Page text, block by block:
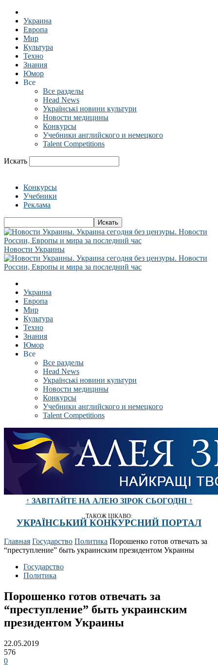
Украина
Европа
Мир
Культура
Техно
Знания
Юмор
Все
Все разделы
Head News
Українські новини культури
Новости медицины
Конкурсы
Учебники английского и немецкого
Talent Competitions
Искать
Конкурсы
Учебники
Реклама
Новости Украины
Украина
Европа
Мир
Культура
Техно
Знания
Юмор
Все
Все разделы
Head News
Українські новини культури
Новости медицины
Конкурсы
Учебники английского и немецкого
Talent Competitions
↑ ЗАВІТАЙТЕ НА АЛЕЮ ЗІРОК СЬОГОДНІ ↑
ТАКОЖ ЦІКАВО:
УКРАЇНСЬКИЙ КОНКУРСНИЙ ПОРТАЛ
Главная Государство Политика Порошенко готов отвечать за
“преступление” быть украинским президентом Украины
Государство
Политика
Порошенко готов отвечать за
“преступление” быть украинским
президентом Украины
22.05.2019
576
0